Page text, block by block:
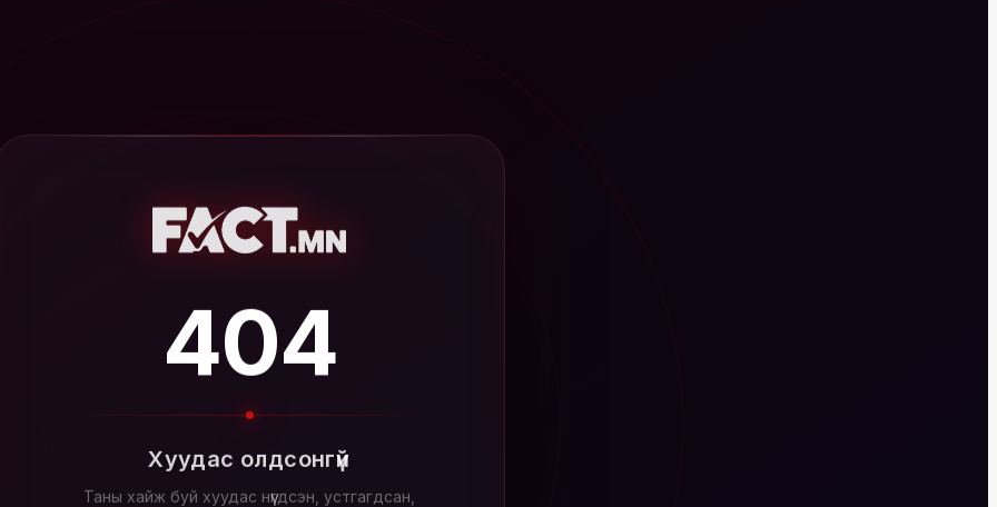
404
Хуудас олдсонгүй
Таны хайж буй хуудас нүүгдсэн, устгагдсан,